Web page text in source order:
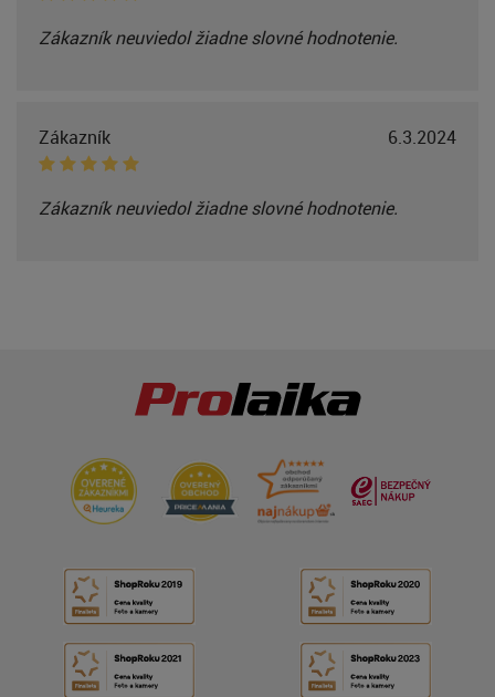
Zákazník neuviedol žiadne slovné hodnotenie.
Zákazník 6.3.2024
Zákazník neuviedol žiadne slovné hodnotenie.